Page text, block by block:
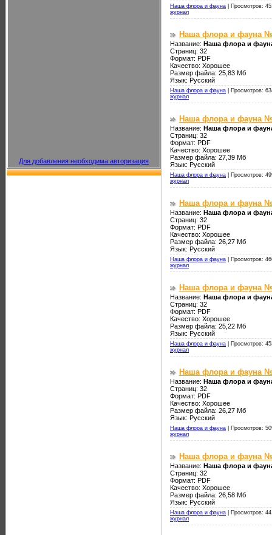
Для добавления необходима авторизация
Наша флора и фауна
Просмотров:
журнал
Наша флора и фауна
Название: Наша флора и
Страниц: 32
Формат: PDF
Качество: Хорошее
Размер файла: 25,83 Мб
Язык: Русский
Наша флора и фауна
Просмотров:
журнал
Наша флора и фауна
Название: Наша флора и
Страниц: 32
Формат: PDF
Качество: Хорошее
Размер файла: 27,39 Мб
Язык: Русский
Наша флора и фауна
Просмотров:
журнал
Наша флора и фауна
Название: Наша флора и
Страниц: 32
Формат: PDF
Качество: Хорошее
Размер файла: 26,27 Мб
Язык: Русский
Наша флора и фауна
Просмотров:
журнал
Наша флора и фауна
Название: Наша флора и
Страниц: 32
Формат: PDF
Качество: Хорошее
Размер файла: 25,22 Мб
Язык: Русский
Наша флора и фауна
Просмотров:
журнал
Наша флора и фауна
Название: Наша флора и
Страниц: 32
Формат: PDF
Качество: Хорошее
Размер файла: 26,27 Мб
Язык: Русский
Наша флора и фауна
Просмотров:
журнал
Наша флора и фауна
Название: Наша флора и
Страниц: 32
Формат: PDF
Качество: Хорошее
Размер файла: 26,58 Мб
Язык: Русский
Наша флора и фауна
Просмотров:
журнал